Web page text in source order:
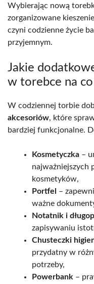
Wybierając nową
zorganizowane
czyni codzienne życie
przyjemnym.
Jakie
w torebce na co
W codziennej torbie
akcesoriów, które
bardziej funkcjonalne.
Kosmetyczka –
najważniejszych
kosmetyków,
Portfel
–
ważne
Notatnik i
zapisywaniu
Chusteczki
przydatny w
potrzeby,
Powerbank –